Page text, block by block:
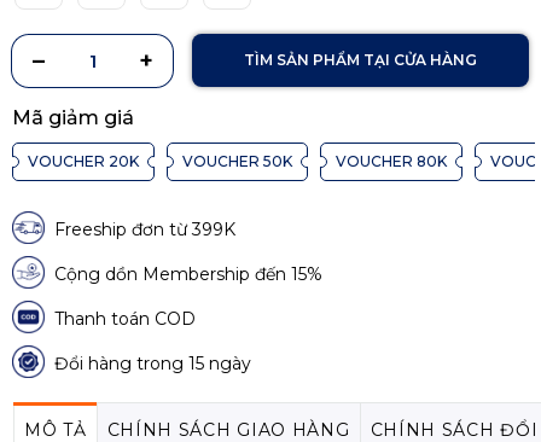
Mã giảm giá
VOUCHER 20K VOUCHER 50K VOUCHER 80K
TÌM SẢN PHẨM TẠI CỬA HÀNG
Freeship đơn từ 399K
Cộng dồn Membership đến 15%
Thanh toán COD
Đổi hàng trong 15 ngày
MÔ TẢ CHÍNH SÁCH GIAO HÀNG CHÍNH SÁCH